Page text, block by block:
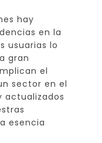
hay
en la
usuarias lo
gran
el
sector en el
actualizados
esencia